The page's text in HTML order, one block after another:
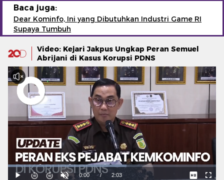
Baca juga:
Dear Kominfo, Ini yang Dibutuhkan Industri Game RI
Supaya Tumbuh
Video: Kejari Jakpus Ungkap Peran Semuel
Abrijani di Kasus Korupsi PDNS